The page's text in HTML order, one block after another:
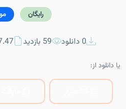
رایگان
0 دانلود 59 بازدید MB
یا دانلود از: